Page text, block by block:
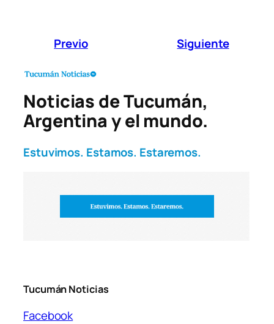
Previo Siguiente
Noticias de Tucumán,
Argentina y el mundo.
Estuvimos. Estamos. Estaremos.
Tucumán Noticias
Facebook